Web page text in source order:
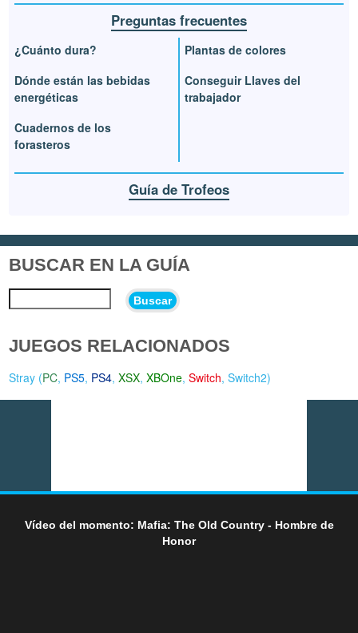
Preguntas frecuentes
¿Cuánto dura?
Dónde están las bebidas
energéticas
Cuadernos de los
forasteros
Plantas de colores
Conseguir Llaves del
trabajador
Guía de Trofeos
BUSCAR EN LA GUÍA
Buscar
JUEGOS RELACIONADOS
Stray (PC, PS5, PS4,XSX,XBOne,Switch,Switch2)
Vídeo del momento: Mafia: The Old Country - Hombre de
Honor